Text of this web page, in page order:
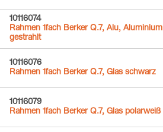
10116074
Rahmen 1fach Berker Q.7, Alu, Aluminium
gestrahlt
10116076
Rahmen 1fach Berker Q.7, Glas schwarz
10116079
Rahmen 1fach Berker Q.7, Glas polarweiß